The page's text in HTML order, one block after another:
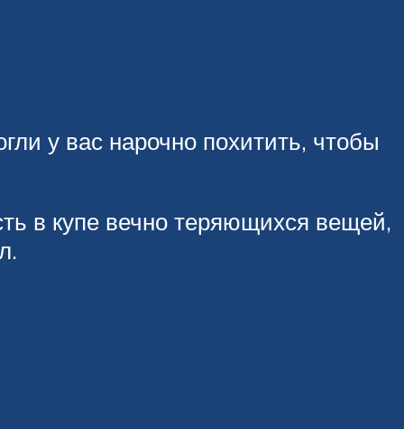
у вас нарочно похитить, чтобы
в купе вечно теряющихся вещей,